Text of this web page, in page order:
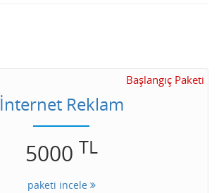
Başlangıç Paketi
İnternet Reklam
5000 TL
paketi incele